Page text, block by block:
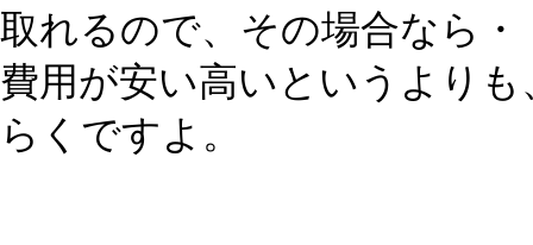
取れるので、その場合なら
費用が安い高いというより
らくですよ。